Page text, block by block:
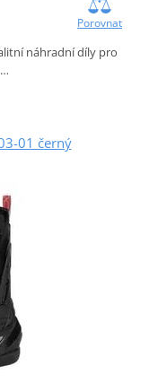
Porovnat
náhradní díly pro
01 černý